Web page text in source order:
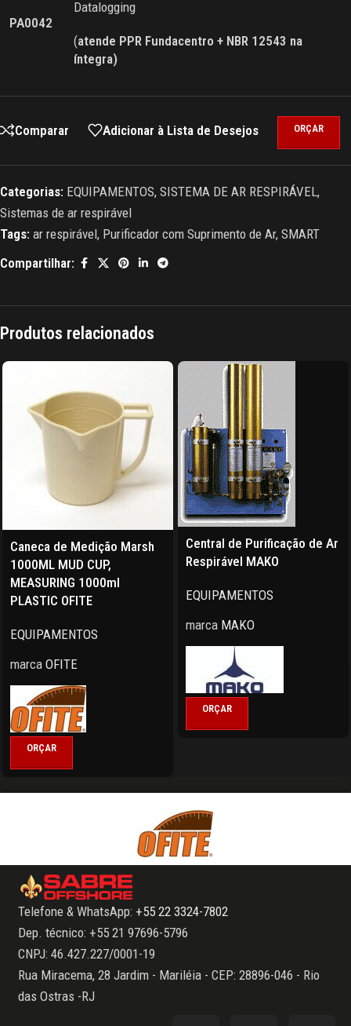
PA0042
Datalogging
(atende PPR Fundacentro + NBR 12543 na
íntegra)
Comparar Adicionar à Lista de Desejos ORÇAR
Categorias: EQUIPAMENTOS, SISTEMA DE AR RESPIRÁVEL,
Sistemas de ar respirável
Tags: ar respirável, Purificador com Suprimento de Ar, SMART
Compartilhar:
Produtos relacionados
Caneca de Medição Marsh
1000ML MUD CUP,
MEASURING 1000ml
PLASTIC OFITE
EQUIPAMENTOS
marca OFITE
ORÇAR
Central de Purificação de Ar
Respirável MAKO
EQUIPAMENTOS
marca MAKO
ORÇAR
Telefone & WhatsApp: +55 22 3324-7802
Dep. técnico: +55 21 97696-5796
CNPJ: 46.427.227/0001-19
Rua Miracema, 28 Jardim - Mariléia - CEP: 28896-046 - Rio
das Ostras -RJ